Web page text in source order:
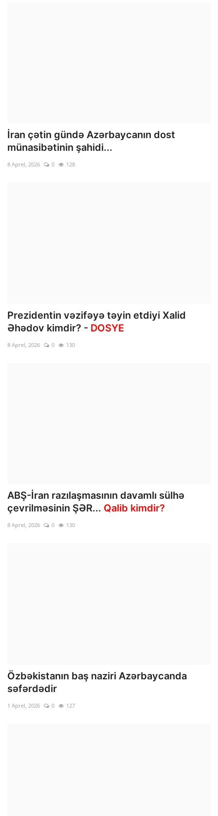
İran çətin gündə Azərbaycanın dost
münasibətinin şahidi...
8 Aprel, 2026 0 128
Prezidentin vəzifəyə təyin etdiyi Xalid
Əhədov kimdir? - DOSYE
8 Aprel, 2026 0 130
ABŞ-İran razılaşmasının davamlı sülhə
çevrilməsinin ŞƏR... Qalib kimdir?
8 Aprel, 2026 0 130
Özbəkistanın baş naziri Azərbaycanda
səfərdədir
1 Aprel, 2026 0 127